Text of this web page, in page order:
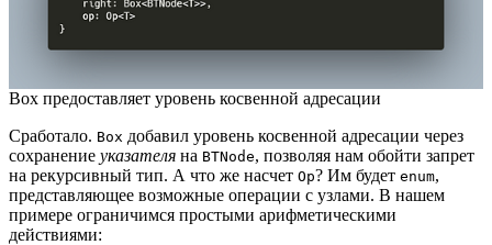
Box предоставляет уровень косвенной адресации
Сработало. Box добавил уровень косвенной адресации через
сохранение указателя на BTNode, позволяя нам обойти запрет
на рекурсивный тип. А что же насчет Op? Им будет enum,
представляющее возможные операции с узлами. В нашем
примере ограничимся простыми арифметическими
действиями: